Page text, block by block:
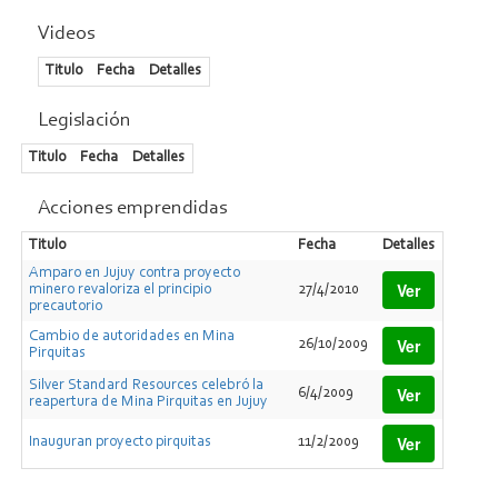
campamento para el personal. Hay varias alternativas para la
captación de agua y en principio la energía eléctrica será
Abra Pampa, brindaría al proyecto otras alternativas de
mejores costos en caso de concretarse.
Videos
Titulo Fecha Detalles
Legislación
Titulo Fecha Detalles
Acciones emprendidas
Titulo Fecha
Detalles
Amparo en Jujuy contra proyecto
minero revaloriza el principio
precautorio
27/4/2010 Ver
Cambio de autoridades en Mina
Pirquitas
26/10/2009 Ver
Silver Standard Resources celebró la
reapertura de Mina Pirquitas en Jujuy
6/4/2009 Ver
Inauguran proyecto pirquitas 11/2/2009 Ver